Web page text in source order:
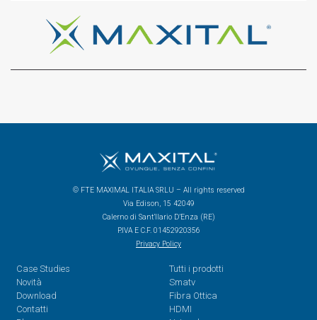
© FTE MAXIMAL ITALIA SRLU – All rights reserved
Via Edison, 15 42049
Calerno di Sant’Ilario D’Enza (RE)
P.IVA E C.F. 01452920356
Privacy Policy
Case Studies
Novità
Download
Contatti
Tutti i prodotti
Smatv
Fibra Ottica
HDMI